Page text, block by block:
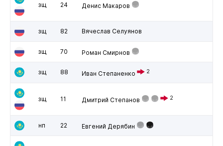
зщ 24 Денис Макаров
зщ 82 Вячеслав Селуянов
зщ 70 Роман Смирнов
зщ 88 Иван Степаненко 2
зщ 11 Дмитрий Степанов 2
нп 22 Евгений Дерябин